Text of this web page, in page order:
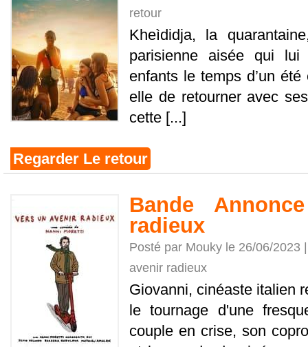
retour
Kheìdidja, la
parisienne aisée qui
enfants le temps d’un
elle de retourner avec
cette [...]
Regarder Le retour
Bande
radieux
Posté par Mouky le 26/06/2023
avenir radieux
Giovanni, cinéaste italien
le tournage d'une
couple en crise, son